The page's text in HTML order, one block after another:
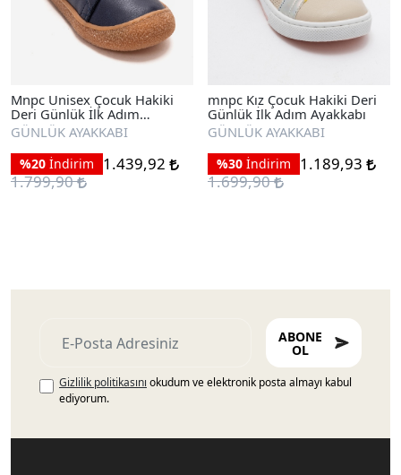
Mnpc Unisex Çocuk Hakiki
Deri Günlük İlk Adım
Ayakkabı
GÜNLÜK AYAKKABI
%20 İndirim
1.439,92
1.799,90
mnpc Kız Çocuk Hakiki Deri
Günlük İlk Adım Ayakkabı
GÜNLÜK AYAKKABI
%30 İndirim
1.189,93
1.699,90
ABONE
OL
Gizlilik politikasını okudum ve elektronik posta almayı kabul
ediyorum.